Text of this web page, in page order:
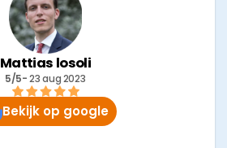
Mattias losoli
5/5- 23 aug 2023
Bekijk op google